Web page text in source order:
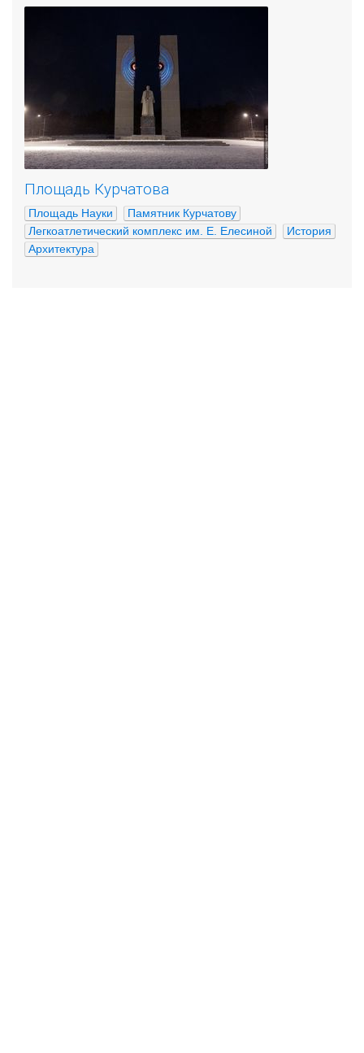
Площадь Курчатова
Площадь Науки
Памятник Курчатову
Легкоатлетический комплекс им. Е. Елесиной
История
Архитектура